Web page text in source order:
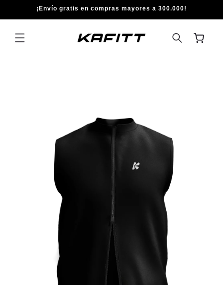
DIRECTAMENTE
AL CONTENIDO
¡Envío gratis en compras mayores a 300.000!
Carrito